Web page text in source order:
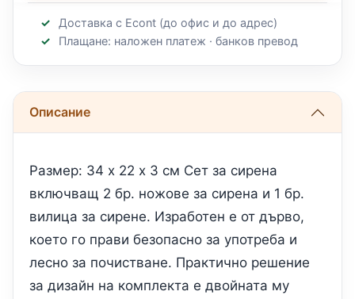
Доставка с Econt (до офис и до адрес)
Плащане: наложен платеж · банков превод
Описание
Размер: 34 х 22 х 3 см Сет за сирена
включващ 2 бр. ножове за сирена и 1 бр.
вилица за сирене. Изработен е от дърво,
което го прави безопасно за употреба и
лесно за почистване. Практично решение
за дизайн на комплекта е двойната му